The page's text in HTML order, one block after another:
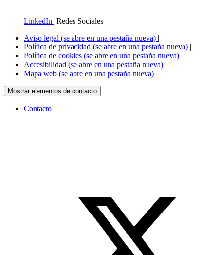
LinkedIn Redes Sociales
Aviso legal (se abre en una pestaña nueva) |
Política de privacidad (se abre en una pestaña nueva) |
Política de cookies (se abre en una pestaña nueva) |
Accesibilidad (se abre en una pestaña nueva) |
Mapa web (se abre en una pestaña nueva)
Mostrar elementos de contacto
Contacto